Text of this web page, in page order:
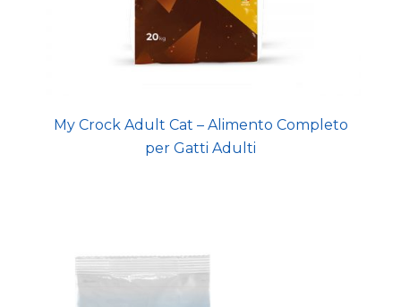
My Crock Adult Cat – Alimento Completo
per Gatti Adulti